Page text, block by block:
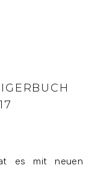
es mit neuen